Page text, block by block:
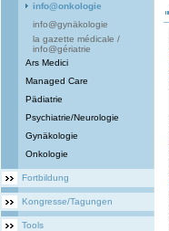
info@onkologie
info@gynäkologie
la gazette médicale /
info@gériatrie
Ars Medici
Managed Care
Pädiatrie
Psychiatrie/Neurologie
Gynäkologie
Onkologie
Fortbildung
Kongresse/Tagungen
Tools